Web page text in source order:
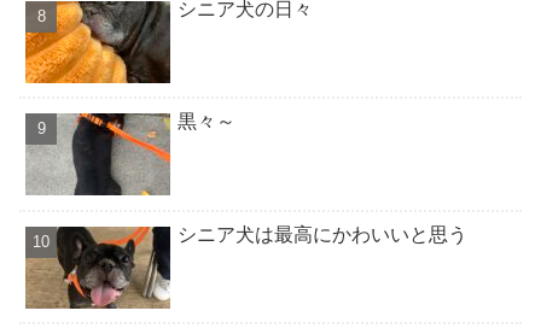
シニア犬の日々
黒々～
シニア犬は最高にかわいいと思う